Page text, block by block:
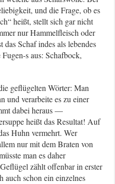
und die Frage, ob es
heißt, stellt sich gar nicht
nur Hammelfleisch oder
Schaf indes als lebendes
s aus: Schafbock,
geflügelten Wörter: Man
und verarbeite es zu einer
dabei heraus —
heißt das Resultat! Auf
Huhn vermehrt. Wer
nur mit dem Braten von
man es daher
zählt offenbar in erster
auch schon ein einzelnes